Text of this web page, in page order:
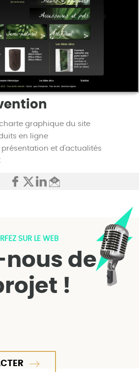
graphique du site
en ligne
présentation et d'actualités
SUR LE WEB
nous de
!